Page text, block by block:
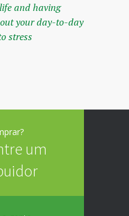
and having
your day-to-day
stress
um